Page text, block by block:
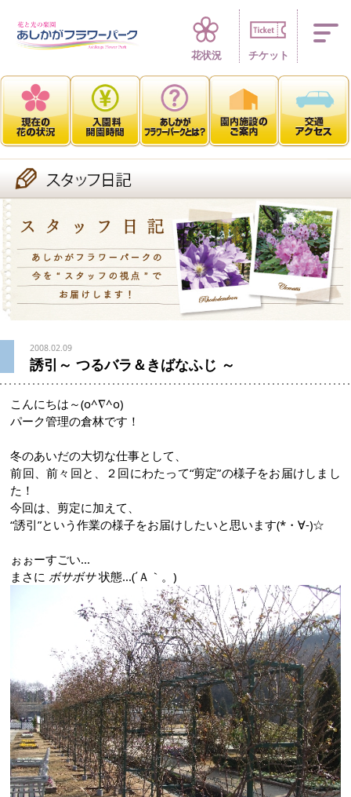
四季折々 花の
花状況 チケット
2008.02.09
誘引～ つるバラ＆きばなふじ ～
こんにちは～(o^∇^o)
パーク管理の倉林です！
冬のあいだの大切な仕事として、
前回、前々回と、２回にわたって“剪定”の様子をお届けしまし
た！
今回は、剪定に加えて、
“誘引”という作業の様子をお届けしたいと思います(*・∀-)☆
ぉぉーすごい...
まさにボサボサ状態...(´Ａ｀。)